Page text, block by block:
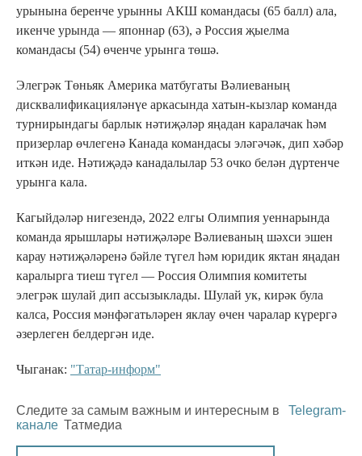
урынына беренче урынны АКШ командасы (65 балл) ала,
икенче урында — японнар (63), ә Россия җыелма
командасы (54) өченче урынга төшә.
Элегрәк Төньяк Америка матбугаты Вәлиеваның
дисквалификацияләнүе аркасында хатын-кызлар команда
турнирындагы барлык нәтиҗәләр яңадан каралачак һәм
призерлар өчлегенә Канада командасы эләгәчәк, дип хәбәр
иткән иде. Нәтиҗәдә канадалылар 53 очко белән дүртенче
урынга кала.
Кагыйдәләр нигезендә, 2022 елгы Олимпия уеннарында
команда ярышлары нәтиҗәләре Вәлиеваның шәхси эшен
карау нәтиҗәләренә бәйле түгел һәм юридик яктан яңадан
каралырга тиеш түгел — Россия Олимпия комитеты
элегрәк шулай дип ассызыклады. Шулай ук, кирәк була
калса, Россия мәнфәгатьләрен яклау өчен чаралар күрергә
әзерлеген белдергән иде.
Чыганак: "Татар-информ"
Следите за самым важным и интересным в
Telegram-
канале Татмедиа